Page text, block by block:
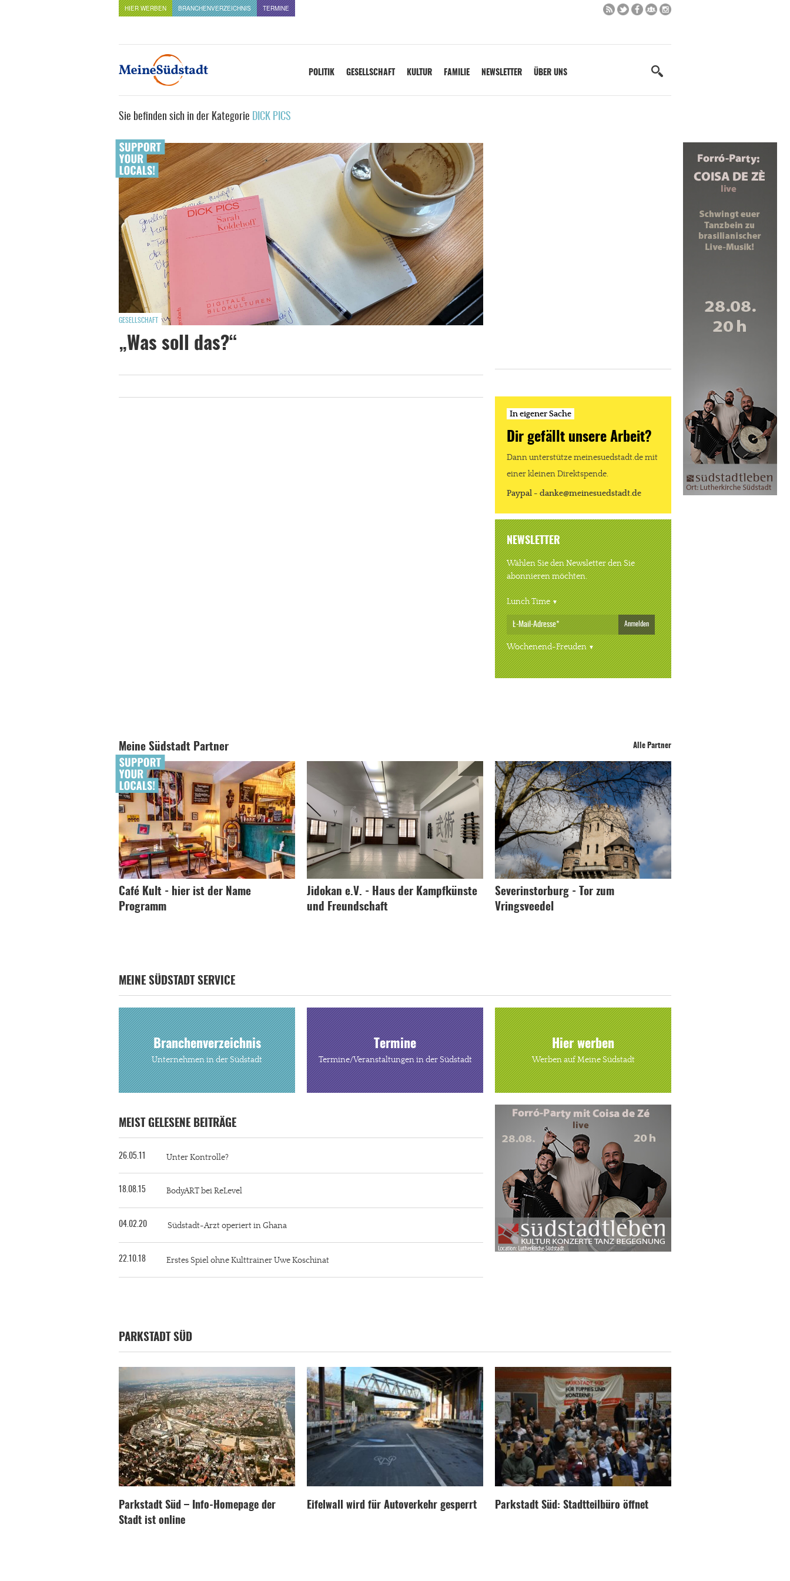
HIER WERBEN BRANCHENVERZEICHNIS TERMINE
POLITIK GESELLSCHAFT KULTUR FAMILIE NEWSLETTER ÜBER UNS
Sie befinden sich in der Kategorie DICK PICS
GESELLSCHAFT
„Was soll das?“
In eigener Sache
Dir gefällt unsere Arbeit?
Dann unterstütze meinesuedstadt.de mit
einer kleinen Direktspende.
Paypal - danke@meinesuedstadt.de
NEWSLETTER
Wählen Sie den Newsletter den Sie
abonnieren möchten.
Lunch Time
Anmelden
Wochenend-Freuden
Meine Südstadt Partner Alle Partner
Café Kult - hier ist der Name
Programm
Jidokan e.V. - Haus der Kampfkünste
und Freundschaft
Severinstorburg - Tor zum
Vringsveedel
MEINE SÜDSTADT SERVICE
Branchenverzeichnis
Unternehmen in der Südstadt
Termine
Termine/Veranstaltungen in der Südstadt
Hier werben
Werben auf Meine Südstadt
MEIST GELESENE BEITRÄGE
26.05.11 Unter Kontrolle?
18.08.15 BodyART bei ReLevel
04.02.20 Südstadt-Arzt operiert in Ghana
22.10.18 Erstes Spiel ohne Kulttrainer Uwe Koschinat
PARKSTADT SÜD
Parkstadt Süd – Info-Homepage der
Stadt ist online
Eifelwall wird für Autoverkehr gesperrt Parkstadt Süd: Stadtteilbüro öffnet